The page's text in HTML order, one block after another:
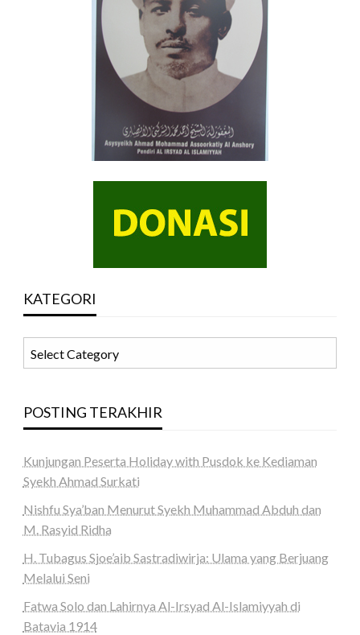
KATEGORI
POSTING TERAKHIR
Kunjungan Peserta Holiday with Pusdok ke Kediaman
Syekh Ahmad Surkati
Nishfu Sya’ban Menurut Syekh Muhammad Abduh dan
M. Rasyid Ridha
H. Tubagus Sjoe’aib Sastradiwirja: Ulama yang Berjuang
Melalui Seni
Fatwa Solo dan Lahirnya Al-Irsyad Al-Islamiyyah di
Batavia 1914